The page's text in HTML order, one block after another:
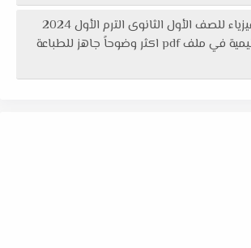
تحميل امتحان الفيزياء للصف الأول الثانوى الترم الأول 2024
إدارة الخارجة التعليمية في ملف pdf اكثر وضوحاً جاهز للطباعة